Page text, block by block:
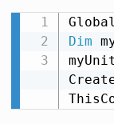
Dim